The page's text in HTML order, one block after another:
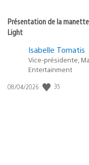
Présentation de la
Light
Isabelle Tomatis
Vice-présidente,
Entertainment
Date
08/04/2026 35